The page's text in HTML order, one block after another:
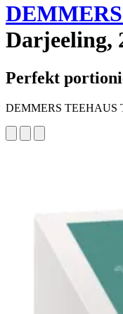
Darjeeling,
Perfekt
DEMMERS TEEHAUS